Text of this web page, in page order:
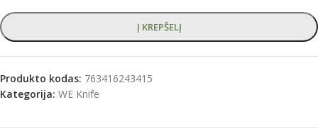
Į KREPŠELĮ
Produkto kodas: 763416243415
Kategorija: WE Knife